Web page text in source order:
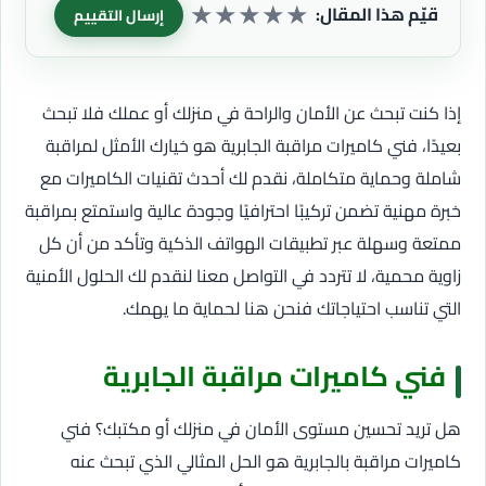
قيّم هذا المقال: ★
★
★
★
★ إرسال التقييم
إذا كنت تبحث عن الأمان والراحة في منزلك أو عملك فلا تبحث
بعيدًا، فني كاميرات مراقبة الجابرية هو خيارك الأمثل لمراقبة
شاملة وحماية متكاملة، نقدم لك أحدث تقنيات الكاميرات مع
خبرة مهنية تضمن تركيبًا احترافيًا وجودة عالية واستمتع بمراقبة
ممتعة وسهلة عبر تطبيقات الهواتف الذكية وتأكد من أن كل
زاوية محمية، لا تتردد في التواصل معنا لنقدم لك الحلول الأمنية
التي تناسب احتياجاتك فنحن هنا لحماية ما يهمك.
فني كاميرات مراقبة الجابرية
هل تريد تحسين مستوى الأمان في منزلك أو مكتبك؟ فني
كاميرات مراقبة بالجابرية هو الحل المثالي الذي تبحث عنه